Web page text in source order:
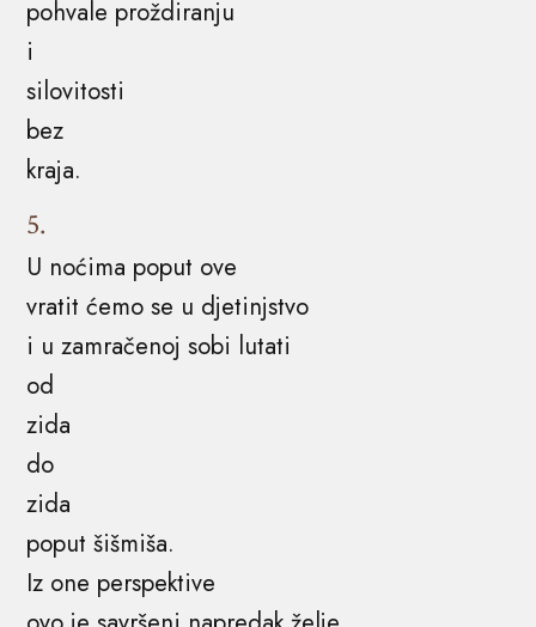
pohvale proždiranju
i
silovitosti
bez
kraja.
5.
U noćima poput ove
vratit ćemo se u djetinjstvo
i u zamračenoj sobi lutati
od
zida
do
zida
poput šišmiša.
Iz one perspektive